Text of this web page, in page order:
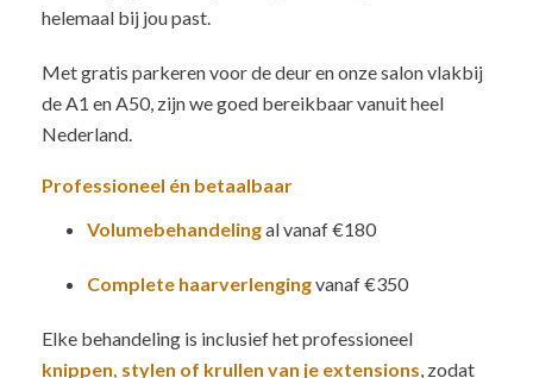
helemaal bij jou past.
Met gratis parkeren voor de deur en onze salon vlakbij
de A1 en A50, zijn we goed bereikbaar vanuit heel
Nederland.
Professioneel én betaalbaar
Volumebehandelingal vanaf €180
Complete haarverlengingvanaf €350
Elke behandeling is inclusief het professioneel
knippen, stylen of krullen van je extensions, zodat